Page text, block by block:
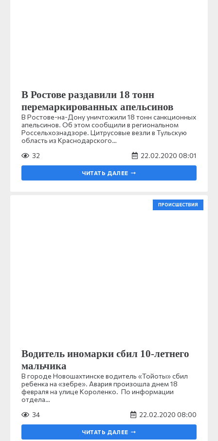
В Ростове раздавили 18 тонн
перемаркированных апельсинов
В Ростове-на-Дону уничтожили 18 тонн санкционных
апельсинов. Об этом сообщили в региональном
Россельхознадзоре. Цитрусовые везли в Тульскую
область из Краснодарского…
32
22.02.2020 08:01
ЧИТАТЬ ДАЛЕЕ
ПРОИСШЕСТВИЯ
Водитель иномарки сбил 10-летнего
мальчика
В городе Новошахтинске водитель «Тойоты» сбил
ребенка на «зебре». Авария произошла днем 18
февраля на улице Короленко. По информации
отдела…
34
22.02.2020 08:00
ЧИТАТЬ ДАЛЕЕ